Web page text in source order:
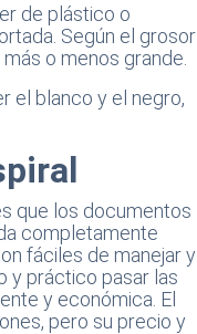
de plástico o
Según el grosor
o menos grande.
el blanco y el negro,
que los documentos
completamente
fáciles de manejar y
y práctico pasar las
y económica. El
pero su precio y